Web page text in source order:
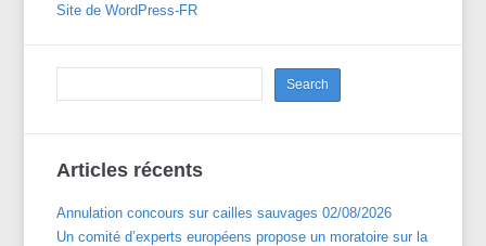
Site de WordPress-FR
Articles récents
Annulation concours sur cailles sauvages 02/08/2026
Un comité d’experts européens propose un moratoire sur la